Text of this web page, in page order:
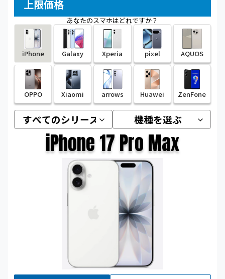
上限価格
あなたのスマホはどれですか？
iPhone Galaxy Xperia pixel AQUOS
OPPO Xiaomi arrows Huawei ZenFone
iPhone 17 Pro Max